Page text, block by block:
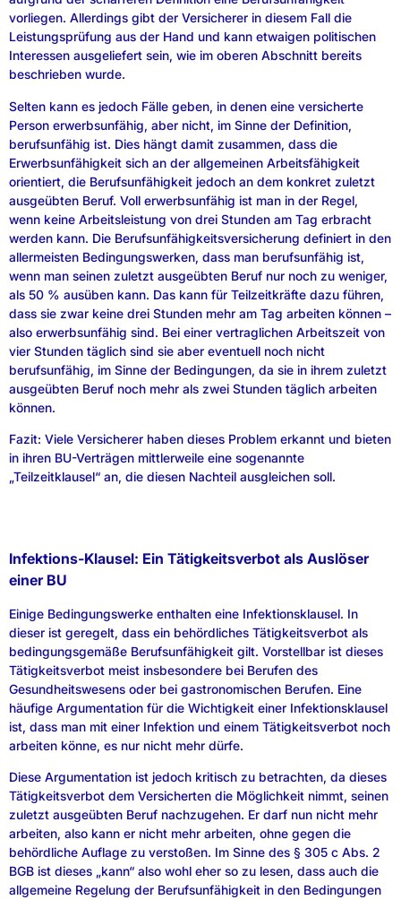
vorliegen. Allerdings gibt der Versicherer in diesem Fall die
Leistungsprüfung aus der Hand und kann etwaigen politischen
Interessen ausgeliefert sein, wie im oberen Abschnitt bereits
beschrieben wurde.
Selten kann es jedoch Fälle geben, in denen eine versicherte
Person erwerbsunfähig, aber nicht, im Sinne der Definition,
berufsunfähig ist. Dies hängt damit zusammen, dass die
Erwerbsunfähigkeit sich an der allgemeinen Arbeitsfähigkeit
orientiert, die Berufsunfähigkeit jedoch an dem konkret zuletzt
ausgeübten Beruf. Voll erwerbsunfähig ist man in der Regel,
wenn keine Arbeitsleistung von drei Stunden am Tag erbracht
werden kann. Die Berufsunfähigkeitsversicherung definiert in den
allermeisten Bedingungswerken, dass man berufsunfähig ist,
wenn man seinen zuletzt ausgeübten Beruf nur noch zu weniger,
als 50 % ausüben kann. Das kann für Teilzeitkräfte dazu führen,
dass sie zwar keine drei Stunden mehr am Tag arbeiten können –
also erwerbsunfähig sind. Bei einer vertraglichen Arbeitszeit von
vier Stunden täglich sind sie aber eventuell noch nicht
berufsunfähig, im Sinne der Bedingungen, da sie in ihrem zuletzt
ausgeübten Beruf noch mehr als zwei Stunden täglich arbeiten
können.
Fazit: Viele Versicherer haben dieses Problem erkannt und bieten
in ihren BU-Verträgen mittlerweile eine sogenannte
„Teilzeitklausel“ an, die diesen Nachteil ausgleichen soll.
Infektions-Klausel: Ein Tätigkeitsverbot als Auslöser
einer BU
Einige Bedingungswerke enthalten eine Infektionsklausel. In
dieser ist geregelt, dass ein behördliches Tätigkeitsverbot als
bedingungsgemäße Berufsunfähigkeit gilt. Vorstellbar ist dieses
Tätigkeitsverbot meist insbesondere bei Berufen des
Gesundheitswesens oder bei gastronomischen Berufen. Eine
häufige Argumentation für die Wichtigkeit einer Infektionsklausel
ist, dass man mit einer Infektion und einem Tätigkeitsverbot noch
arbeiten könne, es nur nicht mehr dürfe.
Diese Argumentation ist jedoch kritisch zu betrachten, da dieses
Tätigkeitsverbot dem Versicherten die Möglichkeit nimmt, seinen
zuletzt ausgeübten Beruf nachzugehen. Er darf nun nicht mehr
arbeiten, also kann er nicht mehr arbeiten, ohne gegen die
behördliche Auflage zu verstoßen. Im Sinne des § 305 c Abs. 2
BGB ist dieses „kann“ also wohl eher so zu lesen, dass auch die
allgemeine Regelung der Berufsunfähigkeit in den Bedingungen